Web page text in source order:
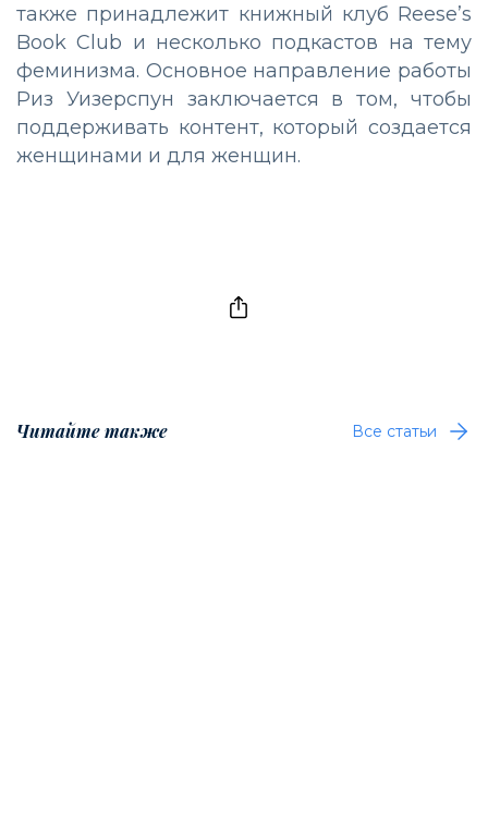
также принадлежит книжный клуб Reese’s
Book Club и несколько подкастов на тему
феминизма. Основное направление работы
Риз Уизерспун заключается в том, чтобы
поддерживать контент, который создается
женщинами и для женщин.
Читайте также Все статьи